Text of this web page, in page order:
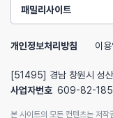
패밀리사이트
개인정보처리방침 이
[51495] 경남 창원시 성
사업자번호 609-82-
본 사이트의 모든 컨텐츠는 저작